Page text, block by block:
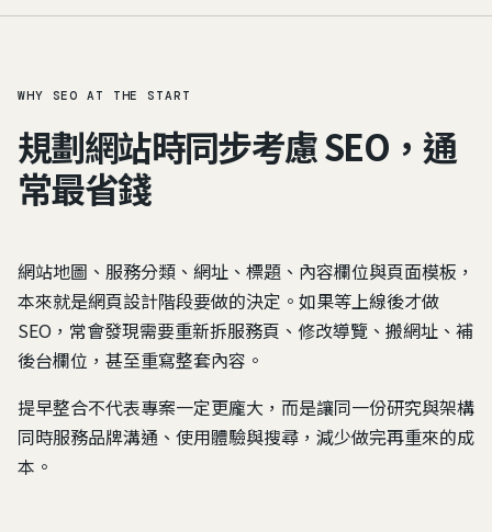
WHY SEO AT THE START
規劃網站時同步考慮 SEO，通
常最省錢
網站地圖、服務分類、網址、標題、內容欄位與頁面模板，
本來就是網頁設計階段要做的決定。如果等上線後才做
SEO，常會發現需要重新拆服務頁、修改導覽、搬網址、補
後台欄位，甚至重寫整套內容。
提早整合不代表專案一定更龐大，而是讓同一份研究與架構
同時服務品牌溝通、使用體驗與搜尋，減少做完再重來的成
本。